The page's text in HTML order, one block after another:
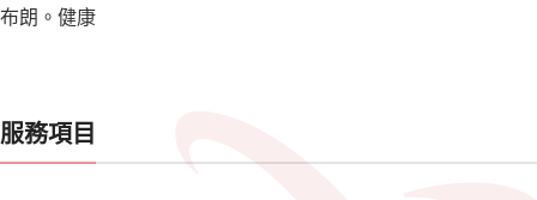
布朗。健康
服務項目